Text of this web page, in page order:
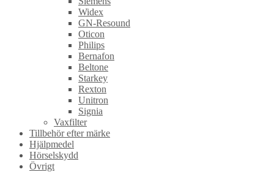
Widex
GN-Resound
Oticon
Philips
Bernafon
Beltone
Starkey
Rexton
Unitron
Signia
Vaxfilter
Tillbehör efter märke
Hjälpmedel
Hörselskydd
Övrigt